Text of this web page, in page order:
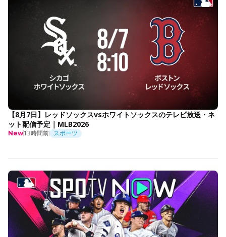
【8月7日】レッドソックスvsホワイトソックスのテレビ放送・ネ
ット配信予定｜MLB2026
New13時間前 スポーツ